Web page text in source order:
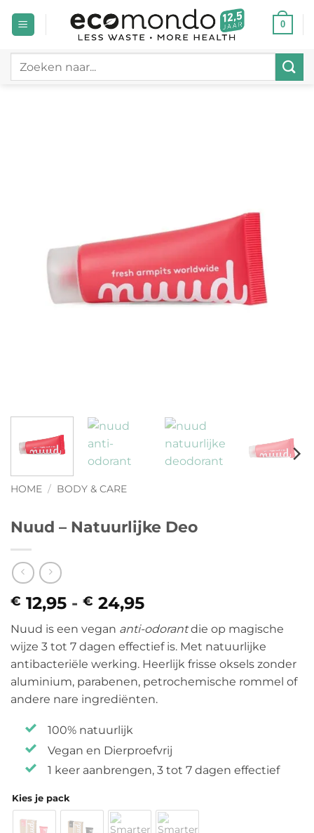
naar
0
Zoeken
HOME / BODY & CARE
Nuud – Natuurlijke Deo
€ 12,95 - € 24,95
€ 12,95
tot
€ 24,95
Nuud is een vegan anti-odorantdie op magische
wijze 3 tot 7 dagen effectief is. Met natuurlijke
antibacteriële werking. Heerlijk frisse oksels zonder
aluminium, parabenen, petrochemische rommel of
andere nare ingrediënten.
100% natuurlijk
Vegan en Dierproefvrij
1 keer aanbrengen, 3 tot 7 dagen effectief
Kies je pack